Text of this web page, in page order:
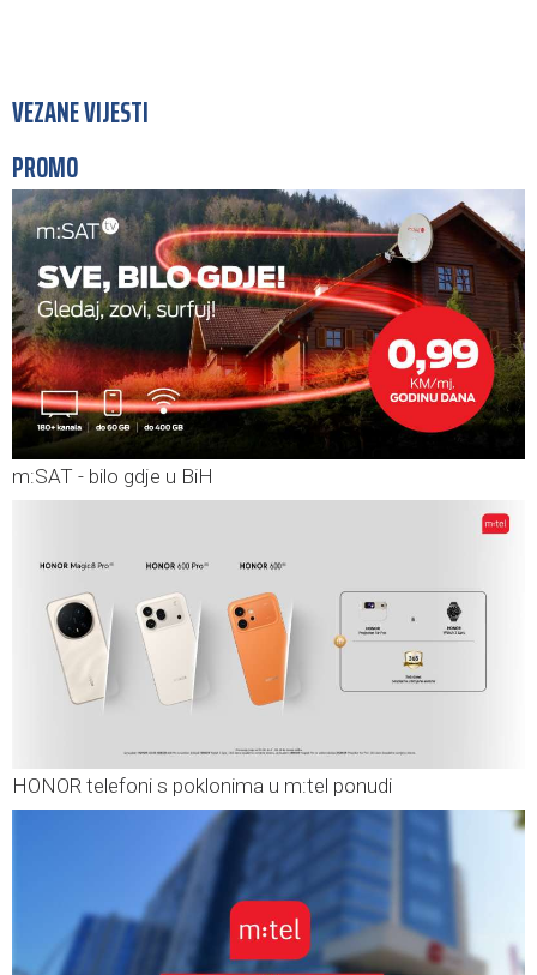
VEZANE VIJESTI
PROMO
m:SAT - bilo gdje u BiH
HONOR telefoni s poklonima u m:tel ponudi